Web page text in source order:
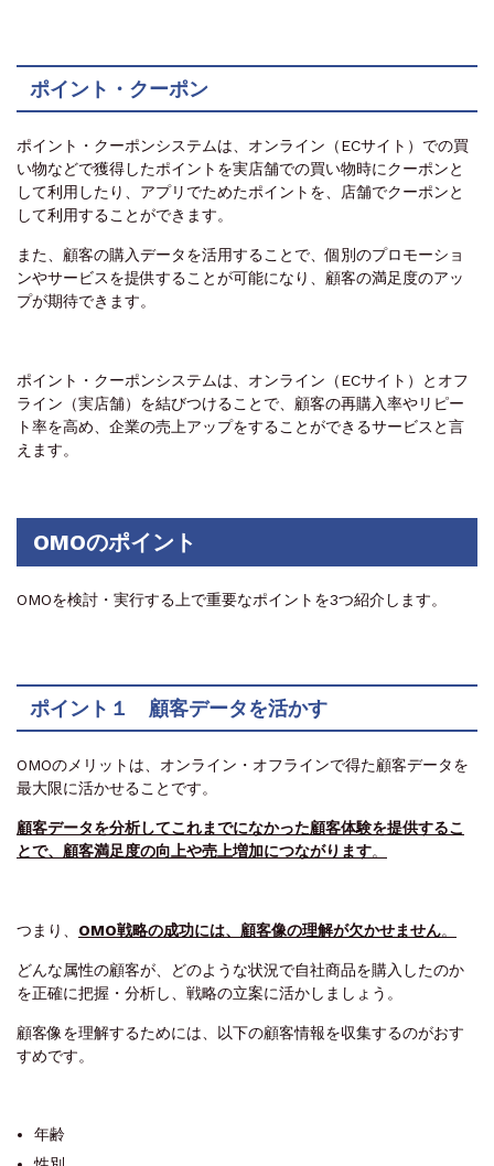
ポイント・クーポン
ポイント・クーポンシステムは、オンライン（ECサイト）での買
い物などで獲得したポイントを実店舗での買い物時にクーポンと
して利用したり、アプリでためたポイントを、店舗でクーポンと
して利用することができます。
また、顧客の購入データを活用することで、個別のプロモーショ
ンやサービスを提供することが可能になり、顧客の満足度のアッ
プが期待できます。
ポイント・クーポンシステムは、オンライン（ECサイト）とオフ
ライン（実店舗）を結びつけることで、顧客の再購入率やリピー
ト率を高め、企業の売上アップをすることができるサービスと言
えます。
OMOのポイント
OMOを検討・実行する上で重要なポイントを3つ紹介します。
ポイント１ 顧客データを活かす
OMOのメリットは、オンライン・オフラインで得た顧客データを
最大限に活かせることです。
顧客データを分析してこれまでになかった顧客体験を提供するこ
とで、顧客満足度の向上や売上増加につながります。
つまり、 OMO戦略の成功には、顧客像の理解が欠かせません。
どんな属性の顧客が、どのような状況で自社商品を購入したのか
を正確に把握・分析し、戦略の立案に活かしましょう。
顧客像を理解するためには、以下の顧客情報を収集するのがおす
すめです。
年齢